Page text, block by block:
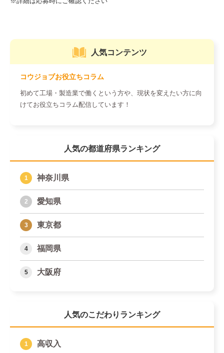
人気コンテンツ
コウジョブお役立ちコラム
初めて工場・製造業で働くという方や、現状を変えたい方に向
けてお役立ちコラム配信しています！
人気の都道府県ランキング
神奈川県
愛知県
東京都
福岡県
大阪府
人気のこだわりランキング
高収入